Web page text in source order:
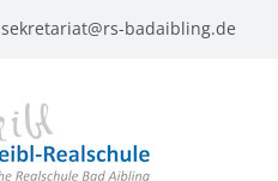
sekretariat@rs-badaibling.de